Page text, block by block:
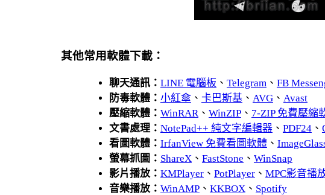
其他常用軟體下載：
聊天通訊： LINE 電腦板 、 Telegram、 FB
防毒軟體： 小紅傘 、 卡巴斯基、 AVG、 Avast
壓縮軟體： WinRAR、 WinZIP、 7-ZIP 免費壓縮
文書處理： NotePad++ 純文字編輯器、 PDF24、
看圖軟體： IrfanView 免費看圖軟體、
螢幕抓圖： ShareX、 FastStone 、 WinSnap
影片播放： KMPlayer、 PotPlayer、 MPC影音播
音樂播放： WinAMP、 KKBOX、 Spotify